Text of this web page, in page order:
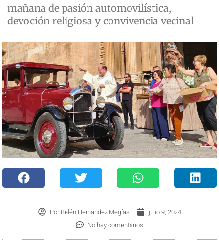
mañana de pasión automovilística,
devoción religiosa y convivencia vecinal
PorBelén Hernández Megías
julio 9, 2024
No hay comentarios